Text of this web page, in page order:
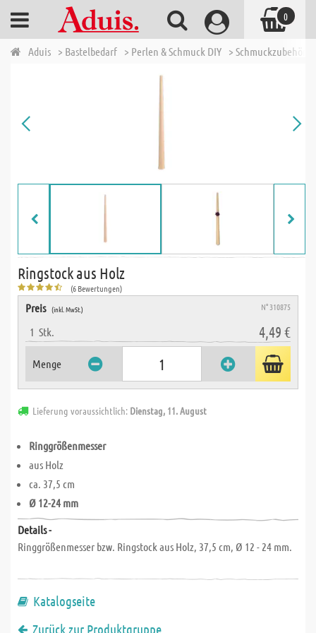
Aduis > Bastelbedarf > Perlen & Schmuck DIY > Schmuckzubehör
Ringstock aus Holz
(6 Bewertungen)
Preis (inkl. MwSt.) N° 310875
1 Stk. 4,49 €
Menge
Lieferung voraussichtlich: Dienstag, 11. August
Ringgrößenmesser
aus Holz
ca. 37,5 cm
Ø 12-24 mm
Details -
Ringgrößenmesser bzw. Ringstock aus Holz, 37,5 cm, Ø 12 - 24 mm.
Katalogseite
Zurück zur Produktgruppe
0